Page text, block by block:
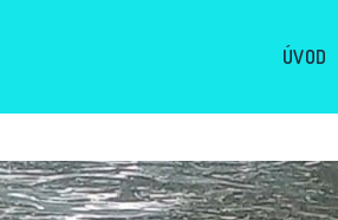
ÚVOD